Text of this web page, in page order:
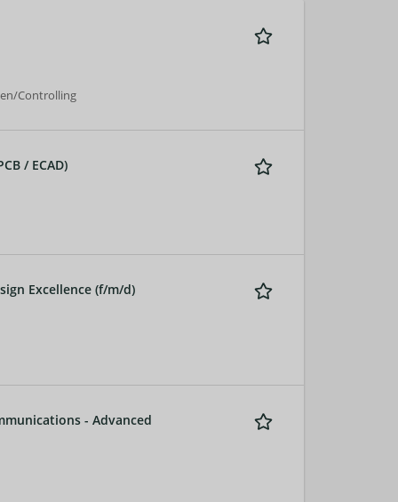
Controlling
/ ECAD)
Excellence (f/m/d)
- Advanced